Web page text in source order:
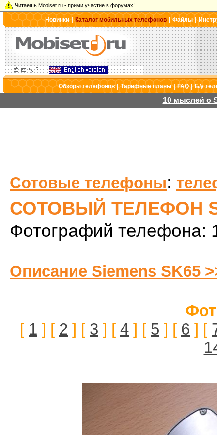
Читаешь Mobiset.ru - прими участие в форумах!
Новинки|Каталог мобильных телефонов |Файлы|
Обзоры телефонов|Тарифные планы|FAQ|Б/у
10 мыслей о
Сотовые телефоны:
СОТОВЫЙ ТЕЛЕФОН
Фотографий телефона:
Описание Siemens SK65
[ 1 ] [ 2 ] [ 3 ] [ 4 ] [ 5 ] [ 6 ] [